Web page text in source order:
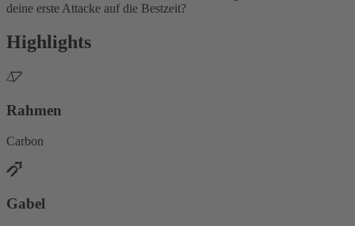
deine erste Attacke auf die Bestzeit?
Highlights
Rahmen
Carbon
Gabel